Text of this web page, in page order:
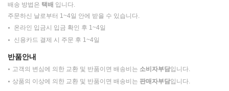
배송 방법은 택배 입니다.
주문하신 날로부터 1~4일 안에 받을 수 있습니다.
온라인 입금시 입금 확인 후 1~4일
신용카드 결제 시 주문 후 1~4일
반품안내
고객의 변심에 의한 교환 및 반품이면 배송비는 소비자부담입니다.
상품의 이상에 의한 교환 및 반품이면 배송비는 판매자부담입니다.